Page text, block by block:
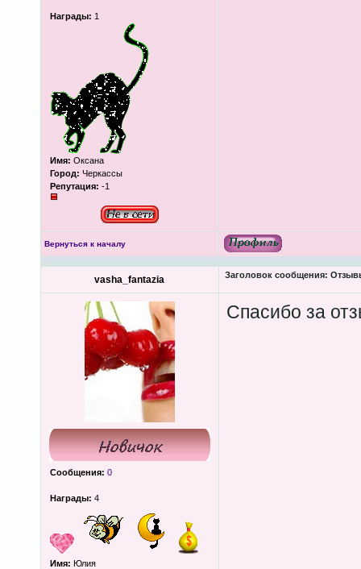
Награды: 1
Имя: Оксана
Город: Черкассы
Репутация: -1
Вернуться к началу
vasha_fantazia Заголовок сообщения:
Сообщения: 0
Награды: 4
Имя: Юлия
Спасибо за